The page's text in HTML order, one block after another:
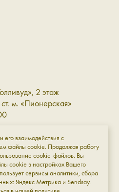
2 этаж
м. «Пионерская»
3 этаж
м. «Площадь Восстания»
его взаимодействия с
файлы cookie. Продолжая работу
cookie-файлов. Вы
cookie в настройках Вашего
сервисы аналитики, сбора
Яндекс Метрика и Sendsay.